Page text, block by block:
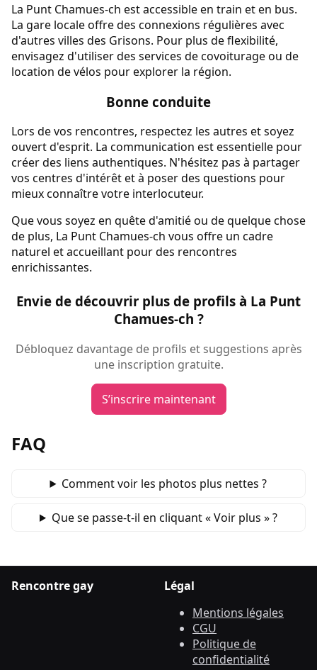
La Punt Chamues-ch est accessible en train et en bus.
La gare locale offre des connexions régulières avec
d'autres villes des Grisons. Pour plus de flexibilité,
envisagez d'utiliser des services de covoiturage ou de
location de vélos pour explorer la région.
Bonne conduite
Lors de vos rencontres, respectez les autres et soyez
ouvert d'esprit. La communication est essentielle pour
créer des liens authentiques. N'hésitez pas à partager
vos centres d'intérêt et à poser des questions pour
mieux connaître votre interlocuteur.
Que vous soyez en quête d'amitié ou de quelque chose
de plus, La Punt Chamues-ch vous offre un cadre
naturel et accueillant pour des rencontres
enrichissantes.
Envie de découvrir plus de profils à La Punt
Chamues-ch ?
Débloquez davantage de profils et suggestions après
une inscription gratuite.
S’inscrire maintenant
FAQ
Comment voir les photos plus nettes ?
Que se passe‑t‑il en cliquant « Voir plus » ?
Rencontre gay
Légal
Mentions légales
CGU
Politique de
confidentialité